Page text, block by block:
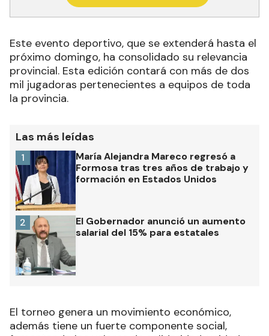
Este evento deportivo, que se extenderá hasta el
próximo domingo, ha consolidado su relevancia
provincial. Esta edición contará con más de dos
mil jugadoras pertenecientes a equipos de toda
la provincia.
Las más leídas
María Alejandra Mareco regresó a
Formosa tras tres años de trabajo y
formación en Estados Unidos
1
El Gobernador anunció un aumento
salarial del 15% para estatales
2
El torneo genera un movimiento económico,
además tiene un fuerte componente social,